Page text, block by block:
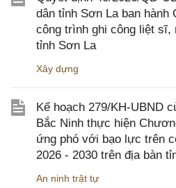
dân tỉnh Sơn La ban hành
công trình ghi công liệt sĩ,
tỉnh Sơn La
Xây dựng
Kế hoạch 279/KH-UBND
Bắc Ninh thực hiện
ứng phó với bạo lực trên
2026 - 2030 trên địa bàn
An ninh trật tự